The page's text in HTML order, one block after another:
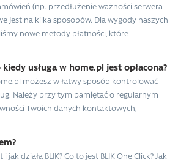
(np. przedłużenie ważności serwera
jest na kilka sposobów. Dla wygody naszych
nowe metody płatności, które
usługa w home.pl jest opłacona?
możesz w łatwy sposób kontrolować
Należy przy tym pamiętać o regularnym
Twoich danych kontaktowych,
i jak działa BLIK? Co to jest BLIK One Click? Jak